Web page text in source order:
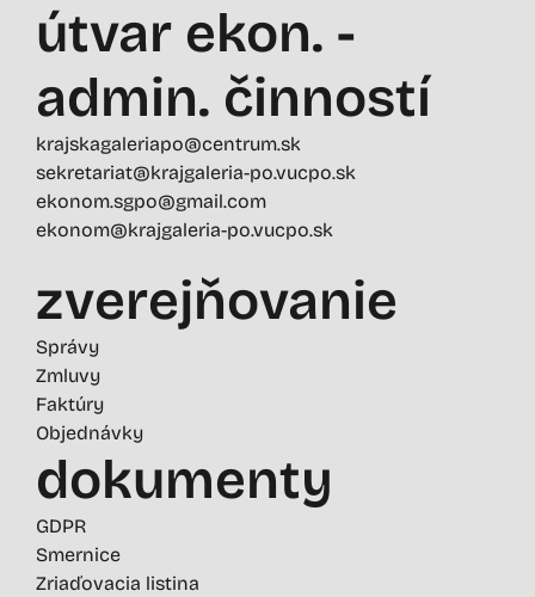
útvar ekon. -
admin. činností
krajskagaleriapo@centrum.sk
sekretariat@krajgaleria-po.vucpo.sk
ekonom.sgpo@gmail.com
ekonom@krajgaleria-po.vucpo.sk
zverejňovanie
Správy
Zmluvy
Faktúry
Objednávky
dokumenty
GDPR
Smernice
Zriaďovacia listina